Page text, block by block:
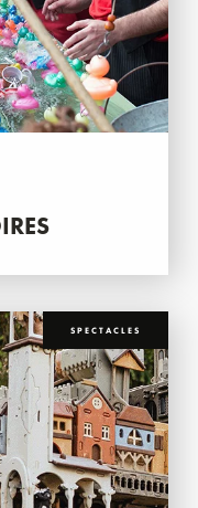
SPECTACLES